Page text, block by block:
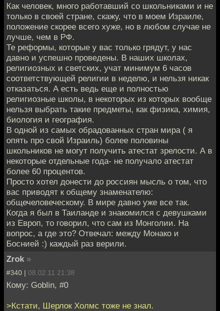
Как человек, много работавший со школьниками и не
только в своей стране, скажу, что в моем Израиле,
положение скорее всего хуже, но в любом случае не
лучше, чем в РФ.
Те реформы, которые у вас только грядут, у нас
давно и успешно проведены. В наших школах,
религиозных и светских, учат минимум 6 часов
соответствующей религии в неделю, и нельзя никак
отказаться. А есть ведь еще и полностью
религиозные школы, в некоторых из которых вообще
нельзя выбрать такие предметы, как физика, химия,
биология и география.
В одной из самых обрадованных стран мира ( я
опять про свой Израиль) более половины
школьников не могут получить атестат зрелости. А в
некоторые отдельные года- не получало атестат
более 60 процентов.
Просто хотел донести до россиян мысль о том, что
вас приводят к общему знаменателю:
общечеловеческому. В мире давно уже все так.
Когда я был в Таиланде и знакомился с девушками
из Европ, то говорил, что сам из Монголии. На
вопрос, а где это? Отвечал: между Монако и
Боснией :) каждый раз верили.
Zrok »
#340 | 08.02.11 21:38
Кому: Goblin, #0
>Кстати, Шерлок Холмс тоже не знал.